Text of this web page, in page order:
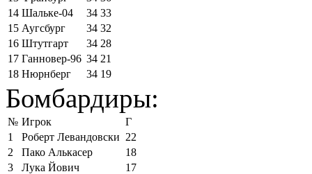
14 Шальке-04 34 33
15 Аугсбург 34 32
16 Штутгарт 34 28
17 Ганновер-96 34 21
18 Нюрнберг 34 19
Бомбардиры:
№ Игрок
Г
1
Роберт Левандовски 22
2
Пако Алькасер
18
3
Лука Йович
17